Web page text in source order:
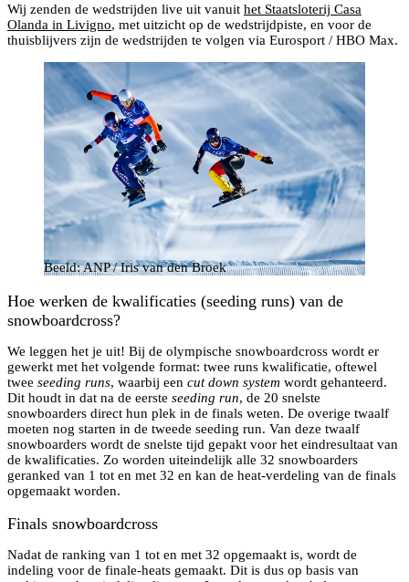
Wij zenden de wedstrijden live uit vanuit het Staatsloterij Casa
Olanda in Livigno, met uitzicht op de wedstrijdpiste, en voor de
thuisblijvers zijn de wedstrijden te volgen via Eurosport / HBO Max.
Beeld: ANP / Iris van den Broek
Hoe werken de kwalificaties (seeding runs) van de
snowboardcross?
We leggen het je uit! Bij de olympische snowboardcross wordt er
gewerkt met het volgende format: twee runs kwalificatie, oftewel
twee seeding runs, waarbij een cut down system wordt gehanteerd.
Dit houdt in dat na de eerste seeding run, de 20 snelste
snowboarders direct hun plek in de finals weten. De overige twaalf
moeten nog starten in de tweede seeding run. Van deze twaalf
snowboarders wordt de snelste tijd gepakt voor het eindresultaat van
de kwalificaties. Zo worden uiteindelijk alle 32 snowboarders
geranked van 1 tot en met 32 en kan de heat-verdeling van de finals
opgemaakt worden.
Finals snowboardcross
Nadat de ranking van 1 tot en met 32 opgemaakt is, wordt de
indeling voor de finale-heats gemaakt. Dit is dus op basis van